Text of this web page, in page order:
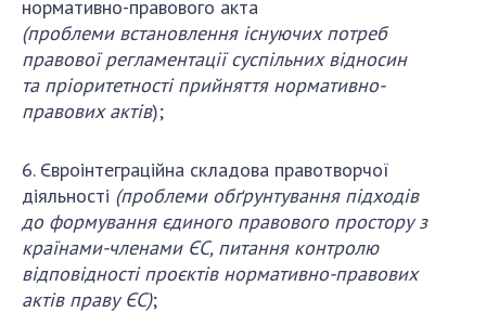
нормативно-правового акта
(проблеми встановлення існуючихпотреб
правової регламентації суспільних відносин
та пріоритетності прийняття нормативно-
правових актів);
6. Євроінтеграційна складова правотворчої
діяльності (проблеми обґрунтування підходів
до формування єдиного правового простору з
країнами-членами ЄС, питання контролю
відповідності проєктів нормативно-правових
актів праву ЄС);